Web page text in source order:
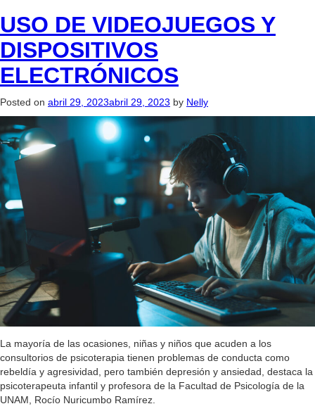
USO DE VIDEOJUEGOS Y
DISPOSITIVOS
ELECTRÓNICOS
Posted on abril 29, 2023abril 29, 2023 by Nelly
La mayoría de las ocasiones, niñas y niños que acuden a los
consultorios de psicoterapia tienen problemas de conducta como
rebeldía y agresividad, pero también depresión y ansiedad, destaca la
psicoterapeuta infantil y profesora de la Facultad de Psicología de la
UNAM, Rocío Nuricumbo Ramírez.